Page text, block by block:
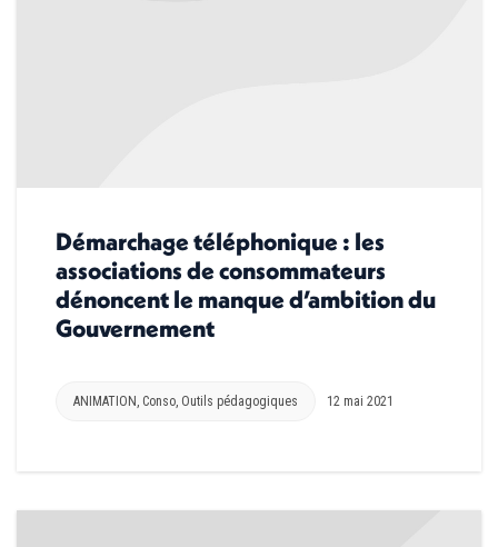
Démarchage téléphonique : les
associations de consommateurs
dénoncent le manque d’ambition du
Gouvernement
ANIMATION Conso Outils pédagogiques 12 mai 2021